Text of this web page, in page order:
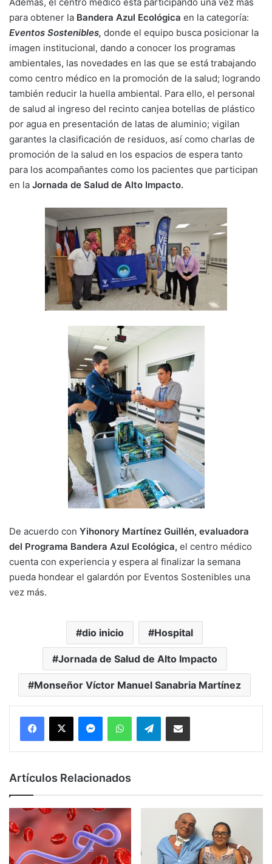
para obtener la Bandera Azul Ecológica en la categoría:
Eventos Sostenibles, donde el equipo busca posicionar la
imagen institucional, dando a conocer los programas
ambientales, las novedades en las que se está trabajando
como centro médico en la promoción de la salud; logrando
también reducir la huella ambiental. Para ello, el personal
de salud al ingreso del recinto canjea botellas de plástico
por agua en presentación de latas de aluminio; vigilan
garantes la clasificación de residuos, así como charlas de
promoción de la salud en los espacios de espera tanto
para los acompañantes como los pacientes que participan
en la Jornada de Salud de Alto Impacto.
De acuerdo con Yihonory Martínez Guillén, evaluadora
del Programa Bandera Azul Ecológica, el centro médico
cuenta con experiencia y espera al finalizar la semana
pueda hondear el galardón por Eventos Sostenibles una
vez más.
dio inicio Hospital
Jornada de Salud de Alto Impacto
Monseñor Víctor Manuel Sanabria Martínez
MessengerWhatsAppTelegramCompartir por correo electrónico
Artículos Relacionados